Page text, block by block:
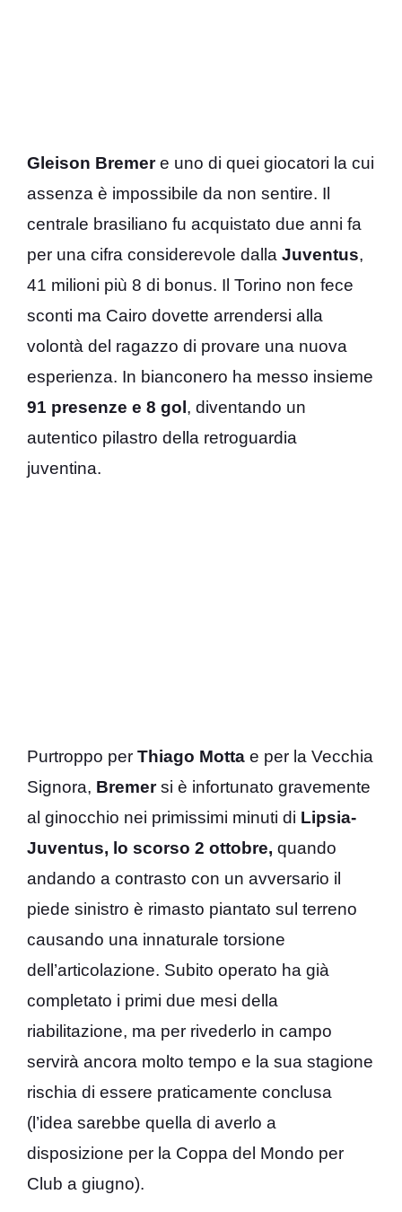
Gleison Bremere uno di quei giocatori la cui
assenza è impossibile da non sentire. Il
centrale brasiliano fu acquistato due anni fa
per una cifra considerevole dalla Juventus,
41 milioni più 8 di bonus. Il Torino non fece
sconti ma Cairo dovette arrendersi alla
volontà del ragazzo di provare una nuova
esperienza. In bianconero ha messo insieme
91 presenze e 8 gol , diventando un
autentico pilastro della retroguardia
juventina.
Purtroppo per Thiago Motta e per la Vecchia
Signora, Bremersi è infortunato gravemente
al ginocchio nei primissimi minuti di Lipsia-
Juventus, lo scorso 2 ottobre, quando
andando a contrasto con un avversario il
piede sinistro è rimasto piantato sul terreno
causando una innaturale torsione
dell’articolazione. Subito operato ha già
completato i primi due mesi della
riabilitazione, ma per rivederlo in campo
servirà ancora molto tempo e la sua stagione
rischia di essere praticamente conclusa
(l’idea sarebbe quella di averlo a
disposizione per la Coppa del Mondo per
Club a giugno).